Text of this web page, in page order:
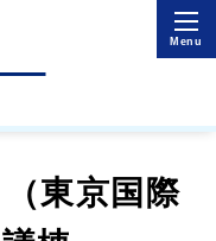
東京国際